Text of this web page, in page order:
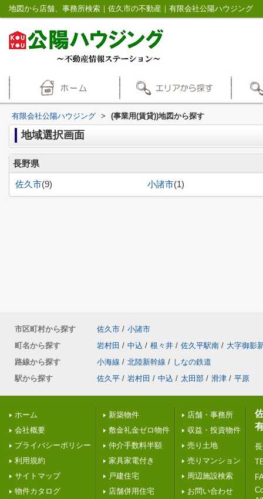
地図から店舗、事務所検索｜佐久市の不動産｜有限会社公陽ハウジング
有限会社公陽ハウジング > (事業用(賃貸))地図から探す
地域選択画面
長野県
佐久市(9) 小諸市(1)
市区町村から探す 佐久市 / 小諸市
町名から探す
岩村田 / 中込 / 根々井 / 佐久平駅南 / 大字御影
路線から探す
小海線 / 北陸新幹線 / しなの鉄道
駅から探す
佐久平 / 岩村田 / 中込 / 太田部 / 滑津 / 平原
ホーム
会社概要
プライバシーポリシー
利用規約
サイトマップ
物件カタログ
新築物件
敷金礼金ゼロ物件
仲介手数料半額
家具家電付き
戸建住宅
店舗併用住宅
店舗・事務所
収益・投資物件
売り土地
売りマンション
周辺施設検索
お問い合わせ